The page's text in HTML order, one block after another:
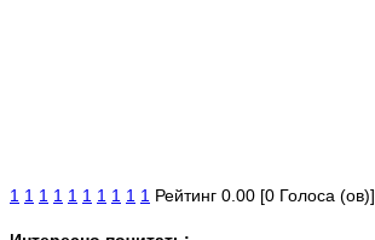
1 1 1 1 1 1 1 1 1 1 Рейтинг 0.00 [0 Голоса (ов)]